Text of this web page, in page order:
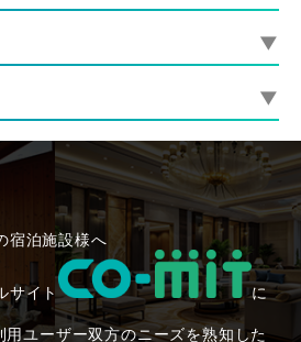
宿泊施設様へ
サイト
に
ユーザー双方のニーズを熟知した